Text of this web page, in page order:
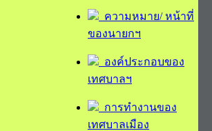
ความหมาย/ หน้าที่
ของนายกฯ
องค์ประกอบของ
เทศบาลฯ
การทำงานของ
เทศบาลเมือง